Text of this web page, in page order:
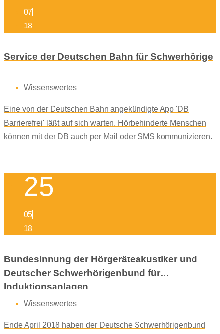
07
18
Service der Deutschen Bahn für Schwerhörige
Wissenswertes
Eine von der Deutschen Bahn angekündigte App 'DB
Barrierefrei' läßt auf sich warten. Hörbehinderte Menschen
können mit der DB auch per Mail oder SMS kommunizieren.
25
05
18
Bundesinnung der Hörgeräteakustiker und
Deutscher Schwerhörigenbund für
Induktionsanlagen
Wissenswertes
Ende April 2018 haben der Deutsche Schwerhörigenbund